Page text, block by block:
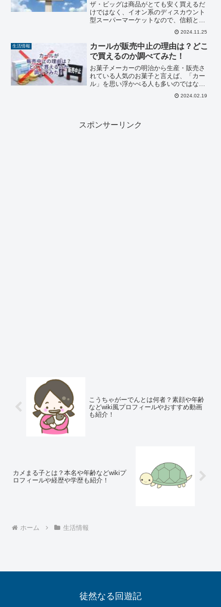
ザ・ビッグは商品がとても安く買えるだ
けではなく、イオン系のディスカウント
型スーパーマーケットなので、信頼と実
績があって安心して買い物が出来ます。
そんなザ・ビッグですが、年末年始は毎
年混むと話題になっています。そこで、
大人気のスーパーマーケッ...
2024.11.25
生活情報
カールが販売中止の理由は？どこ
で買えるのか調べてみた！
お菓子メーカーの明治から生産・販売さ
れている人気のお菓子と言えば、「カー
ル」を思い浮かべる人も多いのではない
でしょうか。しかし近年、市販でカール
を見かける事は無くなりましたよね。そ
2024.02.19
スポンサーリンク
こうちゃがーでんとは何者？素顔や年齢
などwiki風プロフィールやおすすめ動画
も紹介！
カメまる子とは？本名や年齢などwikiプ
ロフィールや経歴や学歴も紹介！
ホーム 生活情報
徒然なる回遊記